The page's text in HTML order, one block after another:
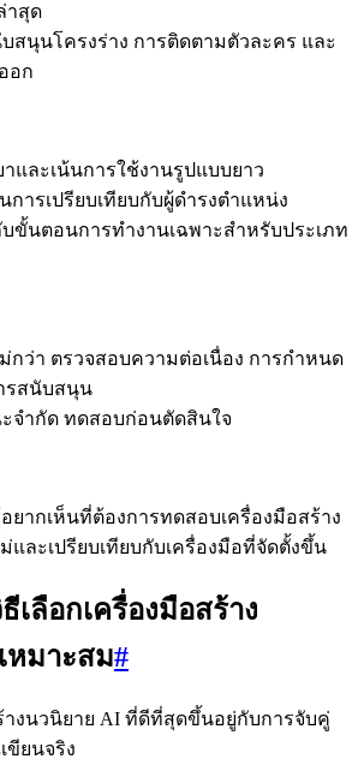
าสุด
สนุนโครงร่าง การติดตามตัวละคร และ
อก
และเน้นการใช้งานรูปแบบยาว
การเปรียบเทียบกับผู้ดำรงตำแหน่ง
ขั้นตอนการทำงานเฉพาะสำหรับประเภท
กว่า ตรวจสอบความต่อเนื่อง การกำหนด
รสนับสนุน
จำกัด ทดสอบก่อนตัดสินใจ
ยากเห็นที่ต้องการทดสอบเครื่องมือสร้าง
และเปรียบเทียบกับเครื่องมือที่จัดตั้งขึ้น
เลือกเครื่องมือสร้าง
หมาะสม#
างนวนิยาย AI ที่ดีที่สุดขึ้นอยู่กับการจับคู่
ยนจริง